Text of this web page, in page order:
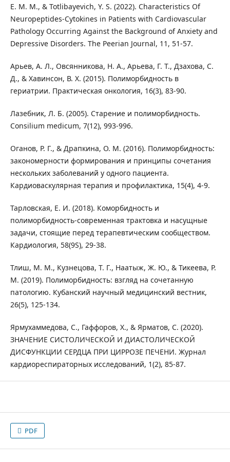
E. M. M., & Totlibayevich, Y. S. (2022). Characteristics Of
Neuropeptides-Cytokines in Patients with Cardiovascular
Pathology Occurring Against the Background of Anxiety and
Depressive Disorders. The Peerian Journal, 11, 51-57.
Арьев, А. Л., Овсянникова, Н. А., Арьева, Г. Т., Дзахова, С.
Д., & Хавинсон, В. Х. (2015). Полиморбидность в
гериатрии. Практическая онкология, 16(3), 83-90.
Лазебник, Л. Б. (2005). Старение и полиморбидность.
Consilium medicum, 7(12), 993-996.
Оганов, Р. Г., & Драпкина, О. М. (2016). Полиморбидность:
закономерности формирования и принципы сочетания
нескольких заболеваний у одного пациента.
Кардиоваскулярная терапия и профилактика, 15(4), 4-9.
Тарловская, Е. И. (2018). Коморбидность и
полиморбидность-современная трактовка и насущные
задачи, стоящие перед терапевтическим сообществом.
Кардиология, 58(9S), 29-38.
Тлиш, М. М., Кузнецова, Т. Г., Наатыж, Ж. Ю., & Тикеева, Р.
М. (2019). Полиморбидность: взгляд на сочетанную
патологию. Кубанский научный медицинский вестник,
26(5), 125-134.
Ярмухаммедова, С., Гаффоров, Х., & Ярматов, С. (2020).
ЗНАЧЕНИЕ СИСТОЛИЧЕСКОЙ И ДИАСТОЛИЧЕСКОЙ
ДИСФУНКЦИИ СЕРДЦА ПРИ ЦИРРОЗЕ ПЕЧЕНИ. Журнал
кардиореспираторных исследований, 1(2), 85-87.
PDF